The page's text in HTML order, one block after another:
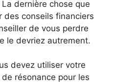
dernière chose que
des conseils financiers
de vous perdre
le devriez autrement.
devez utiliser votre
résonance pour les